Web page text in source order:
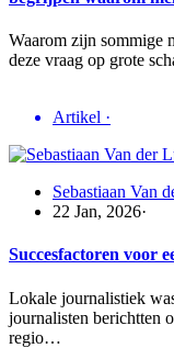
Waarom zijn sommige
deze vraag op grote
Artikel ·
Sebastiaan Van
22 Jan, 2026·
Succesfactoren voor
Lokale journalistiek
journalisten berichtten
regio…